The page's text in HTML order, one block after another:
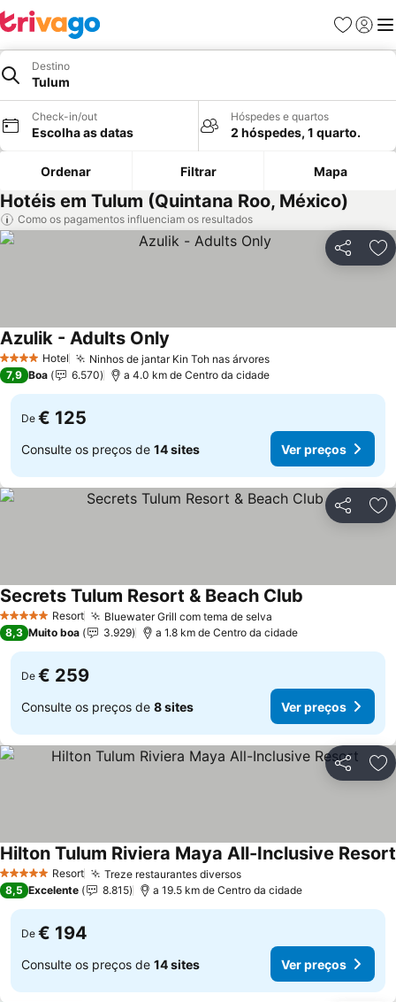
Favoritos
Iniciar
Destino
Tulum
Check-in/out
Escolha as datas
Hóspedes e quartos
2 hóspedes, 1 quarto.
Ordenar Filtrar Mapa
Hotéis em Tulum (Quintana Roo, México)
Como os pagamentos influenciam os resultados
Partilhar
4 EstrelasHotel Ninhos de jantar Kin Toh nas árvoresVer preços
Azulik - Adults Only
7,9 Boa 6.570 a 4.0 km de Centro da cidade
De € 125
Consulte os preços de 14 sites Ver preços
Partilhar
5 Estrelas Resort Bluewater Grill com tema de selva
Secrets Tulum Resort & Beach Club
8,3 Muito boa 3.929 a 1.8 km de Centro da cidade
De € 259
Consulte os preços de 8 sites Ver preços
Partilhar
5 Estrelas Resort Treze restaurantes diversosVer preços
Hilton Tulum Riviera Maya All-Inclusive Resort
8,5 Excelente 8.815 a 19.5 km de Centro da cidade
De € 194
Consulte os preços de 14 sites Ver preços